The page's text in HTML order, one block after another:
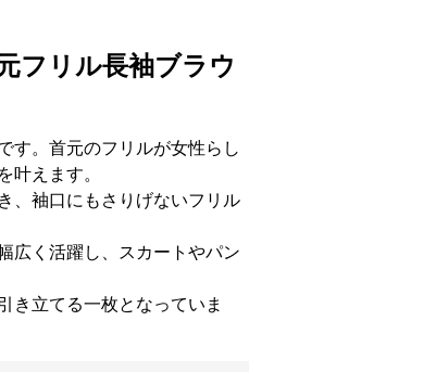
フリル長袖ブラウ
す。首元のフリルが女性らし
叶えます。
、袖口にもさりげないフリル
広く活躍し、スカートやパン
き立てる一枚となっていま